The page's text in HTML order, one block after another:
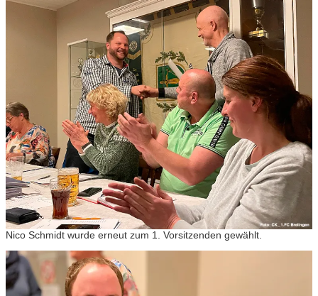
Nico Schmidt wurde erneut zum 1. Vorsitzenden gewählt.